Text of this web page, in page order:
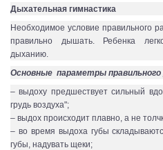
Дыхательная гимнастика
Необходимое условие правильного
правильно дышать. Ребенка
дыханию.
Основные параметры
– выдоху предшествует сильный
грудь воздуха";
– выдох происходит плавно, а не
– во время выдоха губы
губы, надувать щеки;